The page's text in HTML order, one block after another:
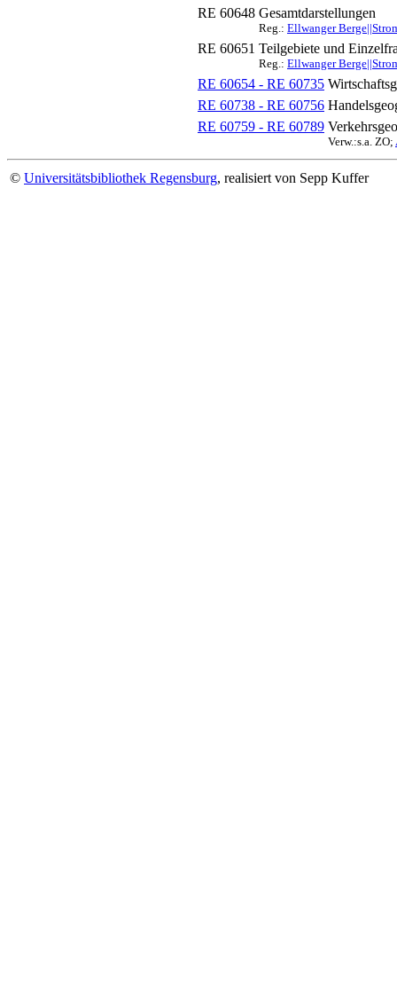
RE 60648 Gesamtdarstellungen
Reg.: Ellwanger
RE 60651 Teilgebiete und
Reg.: Ellwanger
RE 60654 - RE 60735
RE 60738 - RE 60756
RE 60759 - RE 60789
Verw.:s.a. ZO;
© Universitätsbibliothek Regensburg, realisiert von Sepp Kuffer